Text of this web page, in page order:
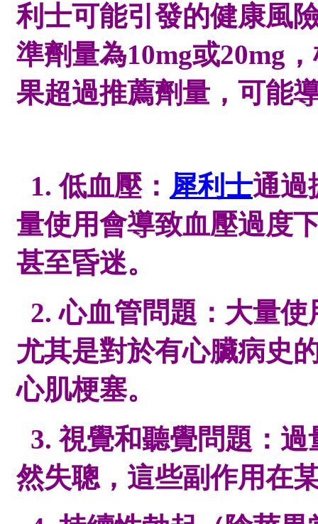
利士可能引發的健康風
準劑量為10mg或20mg
果超過推薦劑量，可能
1. 低血壓： 犀利士通過
量使用會導致血壓過度
甚至昏迷。
2. 心血管問題：大量
尤其是對於有心臟病史
心肌梗塞。
3. 視覺和聽覺問題：
然失聰，這些副作用在